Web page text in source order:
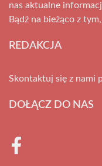
nas aktualne
Bądź na bieżąco z
REDAKCJA
Skontaktuj się z nami
DOŁĄCZ DO NAS